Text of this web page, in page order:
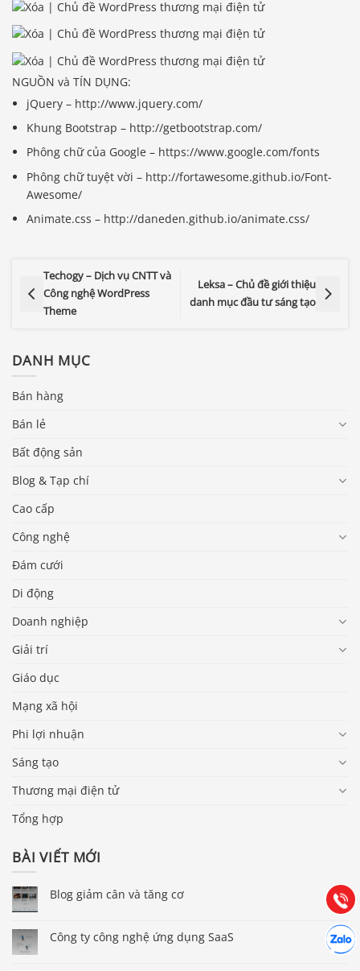
NGUỒN và TÍN DỤNG:
jQuery – http://www.jquery.com/
Khung Bootstrap – http://getbootstrap.com/
Phông chữ của Google – https://www.google.com/fonts
Phông chữ tuyệt vời – http://fortawesome.github.io/Font-
Awesome/
Animate.css – http://daneden.github.io/animate.css/
Techogy – Dịch vụ CNTT và
Công nghệ WordPress
Theme
Leksa – Chủ đề giới thiệu
danh mục đầu tư sáng tạo
DANH MỤC
Bán hàng
Bán lẻ
Bất động sản
Blog & Tạp chí
Cao cấp
Công nghệ
Đám cưới
Di động
Doanh nghiệp
Giải trí
Giáo dục
Mạng xã hội
Phi lợi nhuận
Sáng tạo
Thương mại điện tử
Tổng hợp
BÀI VIẾT MỚI
Blog giảm cân và tăng cơ
Công ty công nghệ ứng dụng SaaS
Gọi
(028) 22.166.144
Chát
Hợp tác